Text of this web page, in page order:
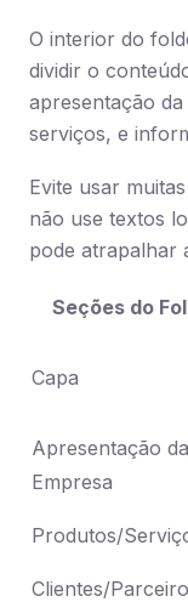
O interior do
dividir o
apresentação
serviços, e
Evite usar
não use textos
pode atrapalhar
Seções do
Capa
Apresentação da
Empresa
Produtos/
Clientes/